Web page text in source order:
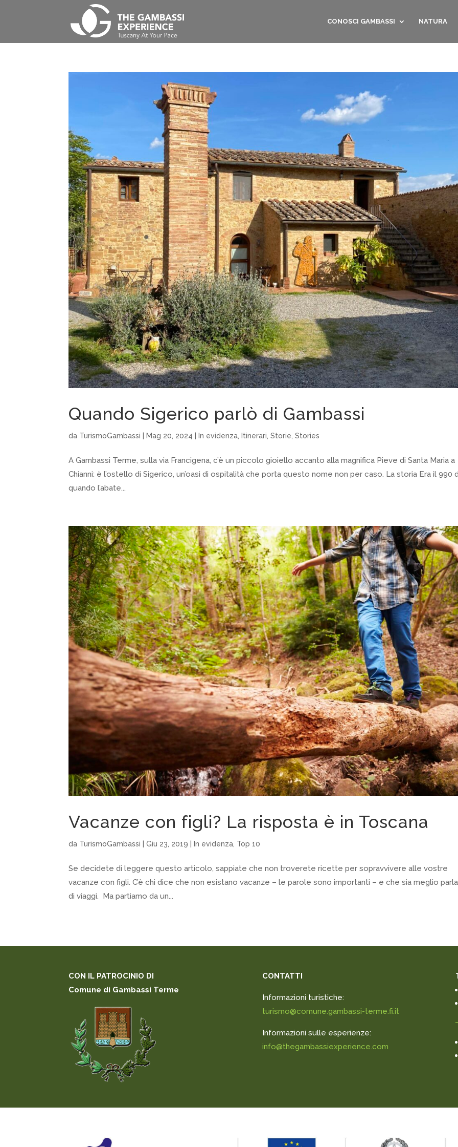
CONOSCI GAMBASSI NATURA
Quando Sigerico parlò di Gambassi
da TurismoGambassi Mag 20, 2024 In evidenza Itinerari ,Storie ,Stories
A Gambassi Terme, sulla via Francigena, c’è un piccolo gioiello accanto alla magnifica Pieve di Santa Maria a
Chianni: è l’ostello di Sigerico, un’oasi di ospitalità che porta questo nome non per caso. La storia Era il 990
quando l’abate...
Vacanze con figli? La risposta è in Toscana
da TurismoGambassi |Giu 23, 2019 |In evidenza Top 10
Se decidete di leggere questo articolo, sappiate che non troverete ricette per sopravvivere alle vostre
vacanze con figli. C’è chi dice che non esistano vacanze – le parole sono importanti – e che sia meglio
di viaggi. Ma partiamo da un...
CON IL PATROCINIO DI
Comune di Gambassi Terme
CONTATTI
Informazioni turistiche:
turismo@comune.gambassi-terme.fi.it
Informazioni sulle esperienze:
info@thegambassiexperience.com